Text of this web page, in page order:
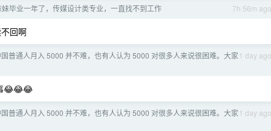
7h 56m ago
妹毕业一年了，传媒设计类专业，一直找不到工作
回啊
1 day ago
普通人月入 5000 并不难，也有人认为 5000 对很多人来说很困难。大家
😂😂😂
1 day ago
普通人月入 5000 并不难，也有人认为 5000 对很多人来说很困难。大家